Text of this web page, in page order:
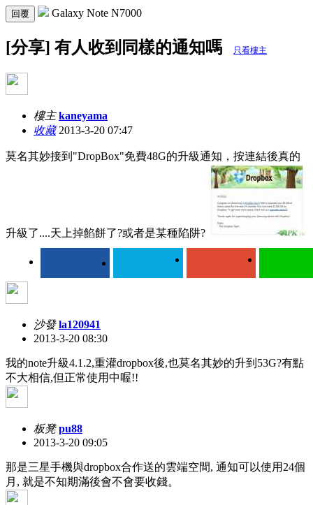
回覆 Galaxy Note N7000
[分享] 有人收到同樣的通知嗎 只看樓主
樓主 kaneyama
收藏2013-3-20 07:47
莫名其妙接到"DropBox"免費48G的升級通知，按連結後真的
升級了....天上掉餡餅了?或者是某種陷阱?
沙發 la120941
2013-3-20 08:30
我的note升級4.1.2,重灌dropbox後,也莫名其妙的升到53G?有點
不大相信,但正常使用中喔!!
板凳 pu88
2013-3-20 09:05
那是三星手機與dropbox合作送的雲端空間, 通知可以使用24個
月, 就是不知期滿後會不會要收錢。